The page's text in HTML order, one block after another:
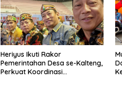
Heriyus Ikuti Rakor
Pemerintahan Desa se-Kalteng,
Perkuat Koordinasi